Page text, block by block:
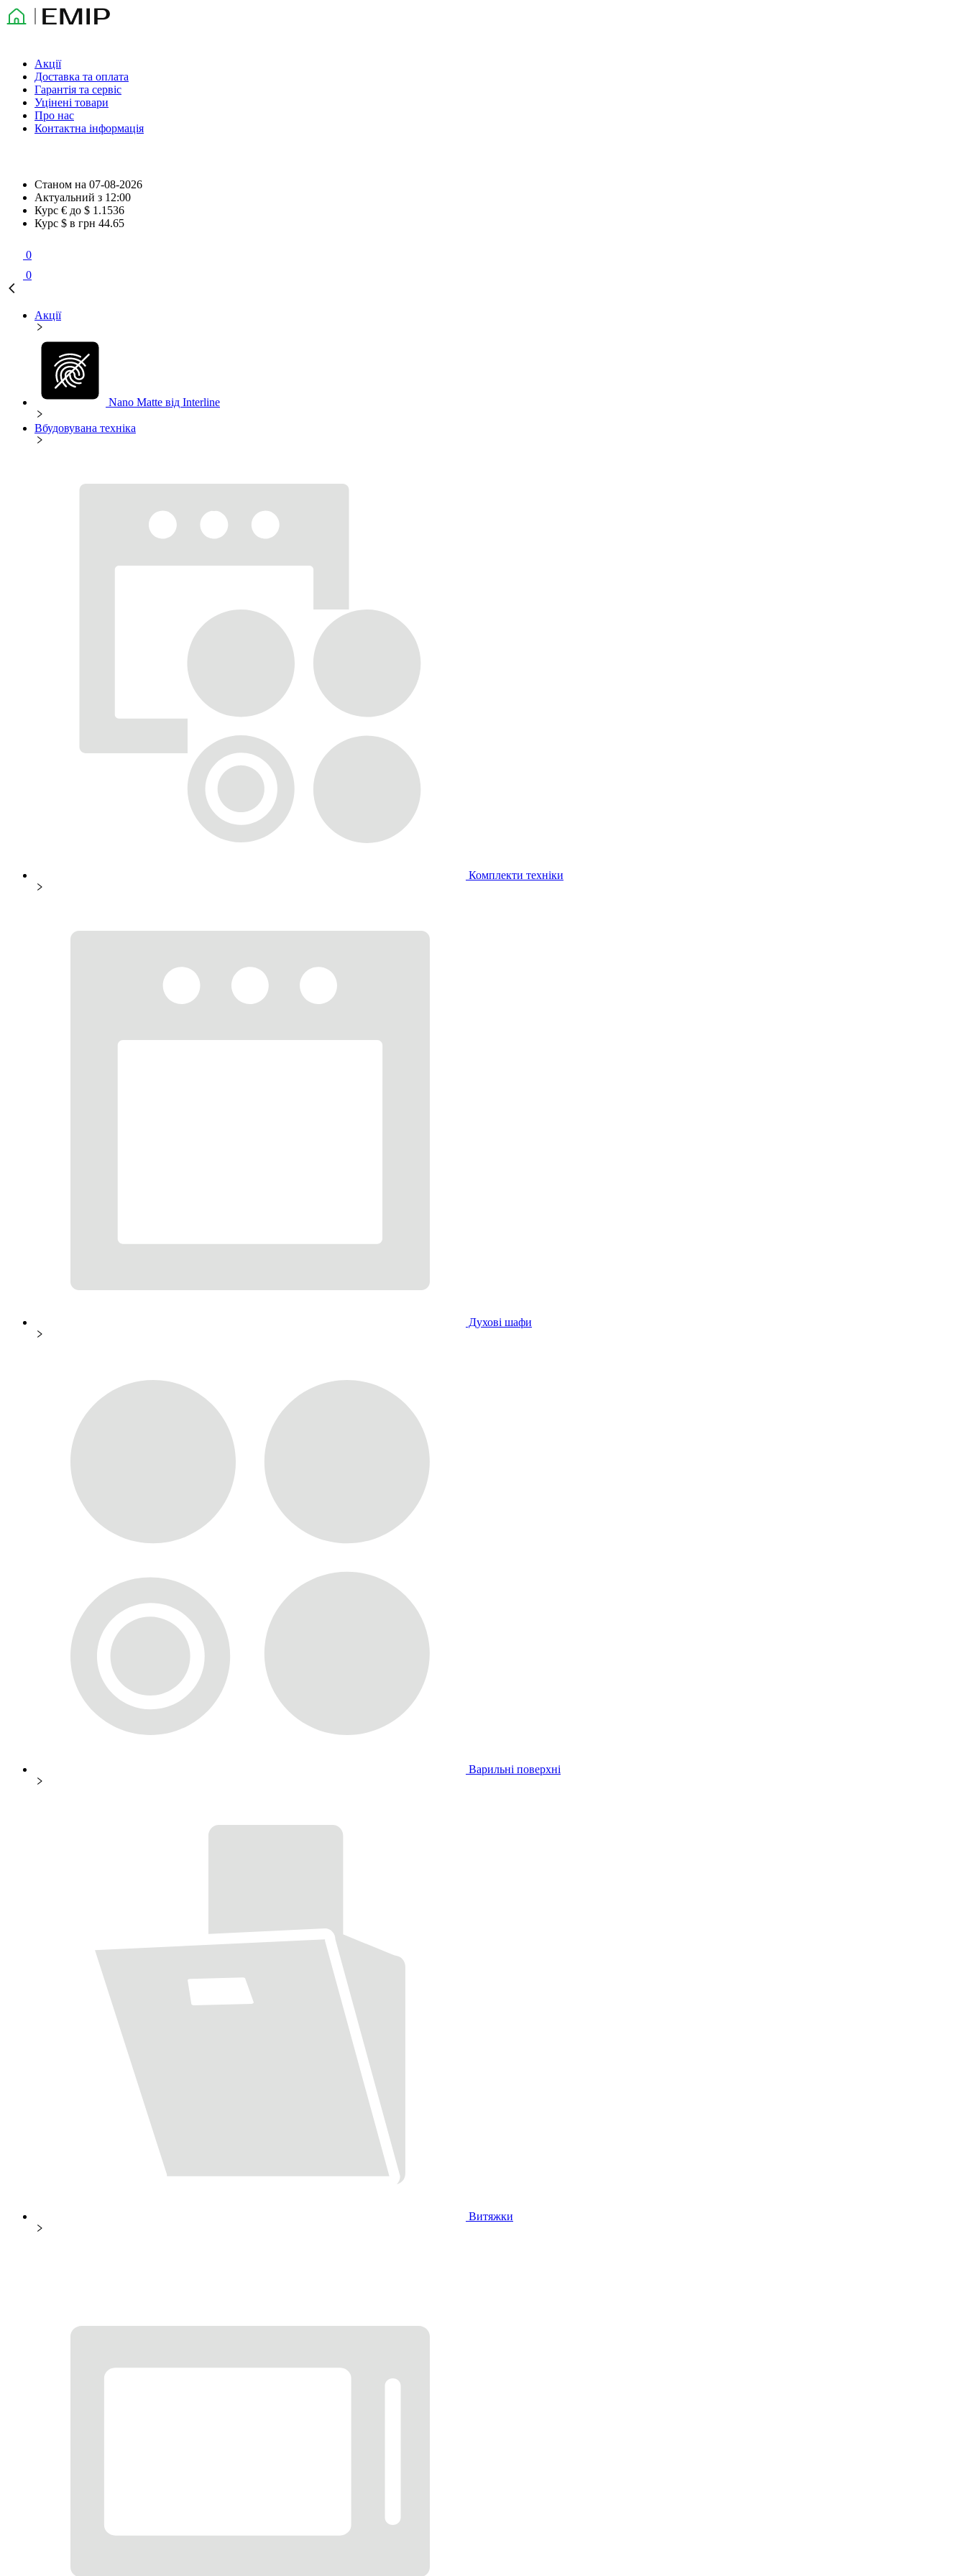
Акції
Доставка та оплата
Гарантія та сервіс
Уцінені товари
Про нас
Контактна інформація
Станом на 07-08-2026
Актуальний з 12:00
Курс € до $ 1.1536
Курс $ в грн 44.65
0
0
Акції
Nano Matte від Interline
Вбудовувана техніка
Комплекти техніки
Духові шафи
Варильні поверхні
Витяжки